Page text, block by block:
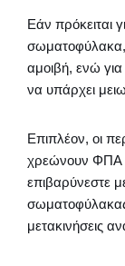
Εάν πρόκειται
σωματοφύλακα,
αμοιβή, ενώ
να υπάρχει
Επιπλέον, οι
χρεώνουν ΦΠΑ
επιβαρύνεστε
μετακινήσεις